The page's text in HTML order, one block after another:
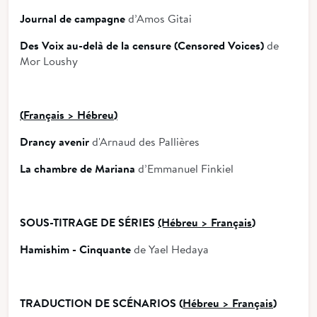
Journal de campagned’Amos Gitai
Des Voix au-delà de la censure (Censored Voices)de
Mor Loushy
(Français > Hébreu)
Drancy avenird'Arnaud des Pallières
La chambre de Mariana d’Emmanuel Finkiel
SOUS-TITRAGE DE SÉRIES (Hébreu > Français)
Hamishim - Cinquantede Yael Hedaya
TRADUCTION DE SCÉNARIOS (Hébreu > Français)